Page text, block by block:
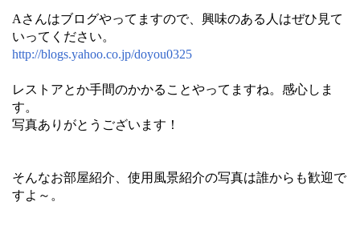
Aさんはブログやってますので、興味のある人はぜひ見て
いってください。
http://blogs.yahoo.co.jp/doyou0325
レストアとか手間のかかることやってますね。感心しま
す。
写真ありがとうございます！
そんなお部屋紹介、使用風景紹介の写真は誰からも歓迎で
すよ～。